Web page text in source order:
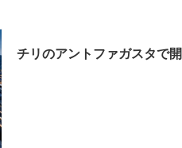
チリのアントファガスタで